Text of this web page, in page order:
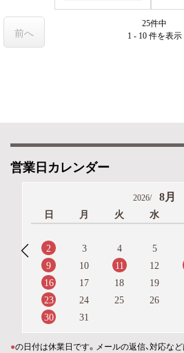
25件中
1 - 10 件を表示
前へ
営業日カレンダー
2026/ 8月
日 月 火 水
2
3 4 5
9
10 11 12
16
17 18 19
23
24 25 26
30
31
●の日付は休業日です。メールの返信、対応な